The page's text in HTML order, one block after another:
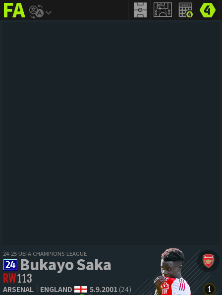
addict
24-25 UEFA CHAMPIONS LEAGUE
Bukayo Saka
RW113
ARSENAL ENGLAND 5.9.2001(24)